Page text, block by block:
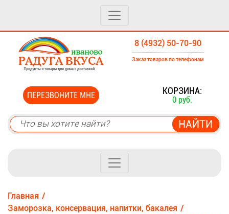
8 (4932) 50-70-90
Заказ товаров по телефонам
ПЕРЕЗВОНИТЕ МНЕ КОРЗИНА:
0 руб.
Главная
Заморозка, консервация, напитки, бакалея